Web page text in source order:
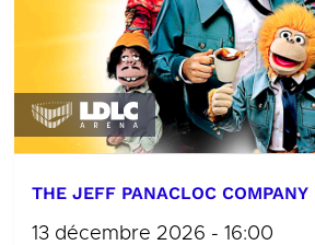
THE JEFF PANACLOC COMPANY
13 décembre 2026 - 16:00